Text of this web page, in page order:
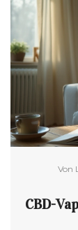
Von
CBD-